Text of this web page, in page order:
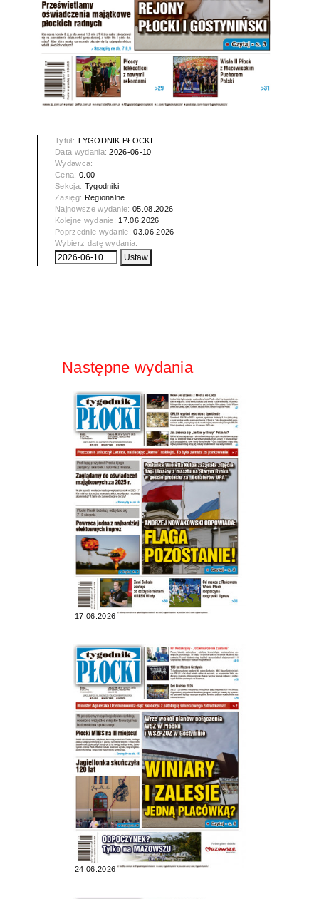
Tytuł:TYGODNIK PŁOCKI
Data wydania:2026-06-10
Wydawca:
Cena: 0.00
Sekcja: Tygodniki
Zasięg: Regionalne
Najnowsze wydanie:05.08.2026
Kolejne wydanie: 17.06.2026
Poprzednie wydanie:03.06.2026
Wybierz datę wydania:
Następne wydania
17.06.2026
24.06.2026